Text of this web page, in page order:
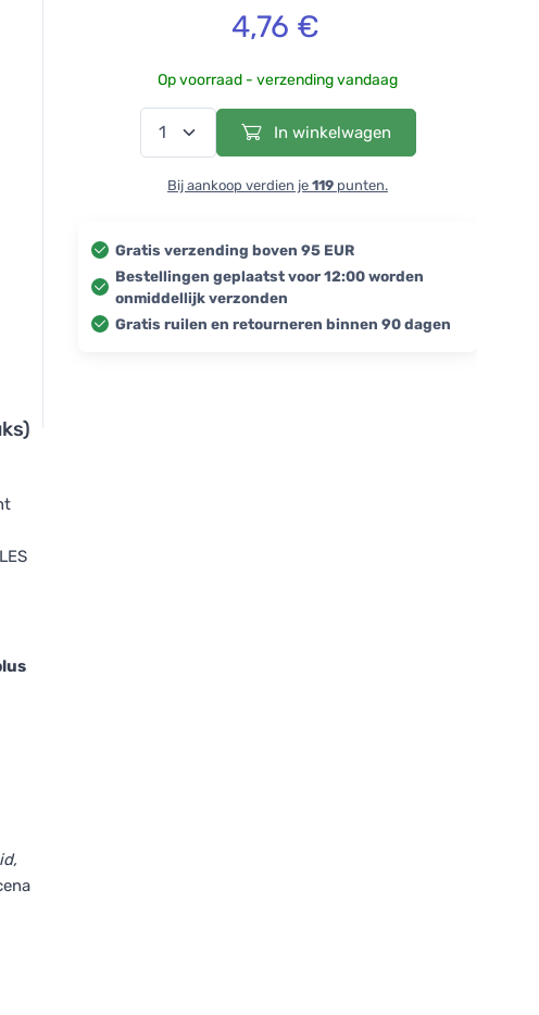
4,76 €
Op voorraad - verzending vandaag
In winkelwagen
Bij aankoop verdien je 119 punten.
Gratis verzending boven 95 EUR
Bestellingen geplaatst voor 12:00 worden
onmiddellijk verzonden
Gratis ruilen en retourneren binnen 90 dagen